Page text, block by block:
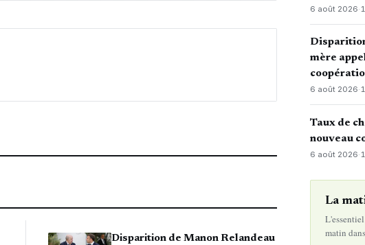
Disparition de Manon Relandeau
6 août 2026·
mère
6 août 2026·
Taux de
nouveau
6 août 2026·
La
matin